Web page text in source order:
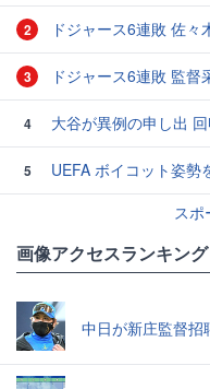
2 ドジャース6連敗 佐々
3 ドジャース6連敗 監督
4 大谷が異例の申し出
5
UEFA ボイコット姿勢
スポ
画像アクセスランキング
中日が新庄監督招